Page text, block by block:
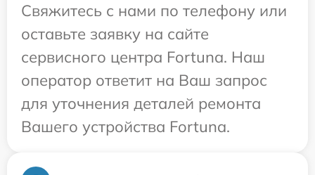
Свяжитесь с нами по телефону или
оставьте заявку на сайте
сервисного центра Fortuna. Наш
оператор ответит на Ваш запрос
для уточнения деталей ремонта
Вашего устройства Fortuna.